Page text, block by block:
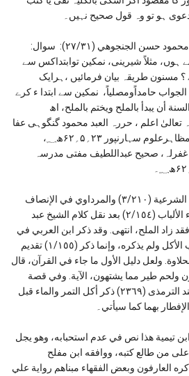
ہو تو وہ قول صحیح نہیں۔
وفي فتاوى محموديه للمفتي محمود حسن الجنجوهي (٢٧/٣١): سوال:
ہوں، مثلاً شیرینی، نمکین توابتداکس سے
مسنون طریقہ بیان فرمائیں ،ہرایک
حامداًومصلیاً، نمکین سے ابتدا ء کرے
أن یبدأ بالملح ویختم بالملح، اھ
تعالیٰ اعلم ، حررہ العبد محمود گنگوہی عفا
اللہ عنہ معین مفتی مدرسہ مظاہرعلوم سہارنپور ۲۳؍۵؍۶۲ھ؁،
صحیح عبداللطیف مفتی مدرسہ
لكن قال ابن مفلح في الآداب الشرعية (٣/٢١٠) والمرداوي في الإنصاف
(٨/٣٣٢) والسفاريني في غذاء الألباب (٢/١٥٤) بعد نقل كلام الشيخ عبد
زاد الملح، انتهى. وقد ذكر ابن العربي في
سراج المريدين (١/١٤٧) آداب الأكل ولم يذكره، وإنما ذكر (١/١٥٥) تقديم
ولعل دليل الأول ما جاء في القرآن، قال
ولحم طير مما يشتهون، الآية. وفي قصة
ضيافة أبي الهيثم بن التيهان عند الترمذى (٢٣٦٩) ذكر أكل التمر والماء قبل
بهما كما سيأتي۔
تيمية هذا نص في عدم استحبابه، وهو يجل
على من طالع كتبه، ووافقه ابن مفلح
العارفون وبعض الفقهاء مبناهم رواية علي